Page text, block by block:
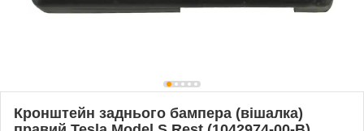
Кронштейн заднього бампера (вішалка)